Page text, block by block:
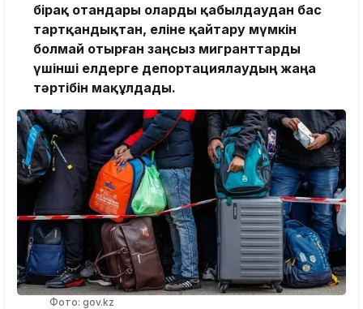
бірақ отандары оларды қабылдаудан бас
тартқандықтан, еліне қайтару мүмкін
болмай отырған заңсыз мигранттарды
үшінші елдерге депортациялаудың жаңа
тәртібін мақұлдады.
Фото: gov.kz